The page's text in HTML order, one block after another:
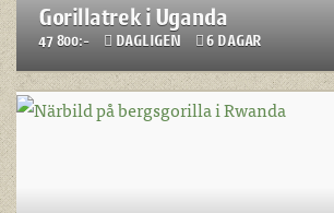
Gorillatrek i Uganda
47 800:- DAGLIGEN 6 DAGAR